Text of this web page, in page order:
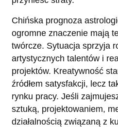
Chińska prognoza
ogromne znaczenie mają
twórcze. Sytuacja sprzyja
artystycznych talentów i
projektów. Kreatywność
źródłem satysfakcji, lecz
rynku pracy. Jeśli
sztuką, projektowaniem,
działalnością związaną z